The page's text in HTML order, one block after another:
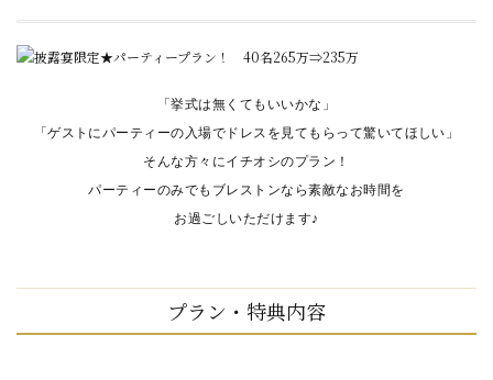
「挙式は無くてもいいかな」
「ゲストにパーティーの入場でドレスを見てもらって驚いてほしい」
そんな方々にイチオシのプラン！
パーティーのみでもブレストンなら素敵なお時間を
お過ごしいただけます♪
プラン・特典内容